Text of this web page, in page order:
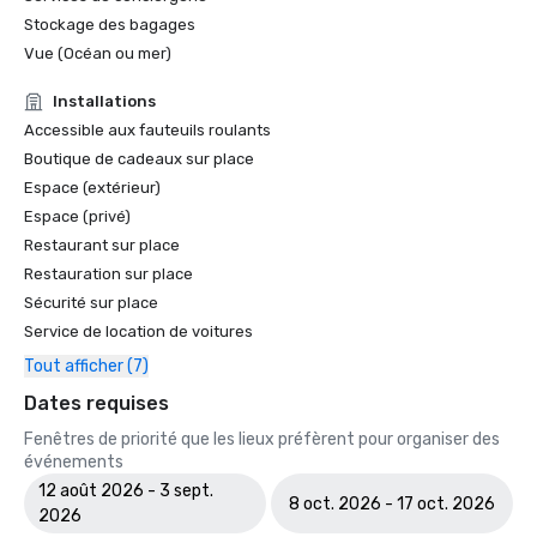
nationaux préférés des Everglades #25 »
CONDÉ NAST | Reader's Choice Awards
SOUTHERN LIVING | « À ne pas manquer Gulf Front Spot »
- Kane Tiki Bar Grill
les vacances de golf sont de plus en plus faciles à
planifier. »
LE VOYAGE | « Les 16 meilleurs complexes et hôtels tout
compris Marriott en 2023 »
THE POINTS GUY | « Les 10 meilleurs hôtels Marriott
Des hôtels pour les familles pour des vacances sans
soucis »
des États-Unis. »
PARADE | « Les 27 meilleurs complexes hôteliers de
HAUTE LIVING | « Les 5 meilleurs spas à visiter à Naples. »
ACTUALITÉS AMÉRICAINES | « Les 21 meilleures escapades
romantiques en Floride. »
ACTUALITÉS AMÉRICAINES ET RAPPORT MONDIAL |
Stockage des bagages
Vue (Océan ou mer)
Installations
Accessible aux fauteuils roulants
Boutique de cadeaux sur place
Espace (extérieur)
Espace (privé)
Restaurant sur place
Restauration sur place
Sécurité sur place
Service de location de voitures
Tout afficher (7)
Dates requises
Fenêtres de priorité que les lieux préfèrent pour organiser des
événements
12 août 2026 - 3 sept.
2026
8 oct. 2026 - 17 oct. 2026